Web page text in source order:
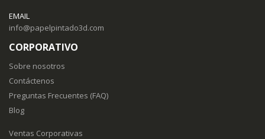
EMAIL
info@papelpintado3d.com
CORPORATIVO
Sobre nosotros
Contáctenos
Preguntas Frecuentes (FAQ)
Blog
Ventas Corporativas